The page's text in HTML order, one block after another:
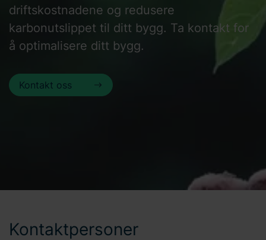
driftskostnadene og redusere
karbonutslippet til ditt bygg. Ta kontakt for
å optimalisere ditt bygg.
Kontakt oss
Kontaktpersoner